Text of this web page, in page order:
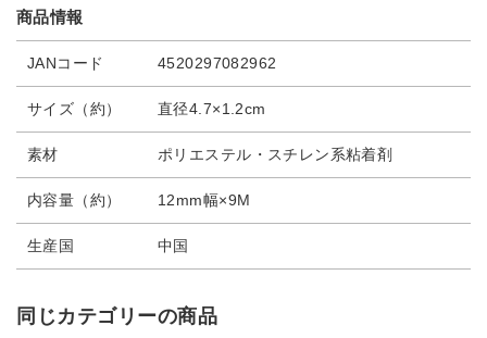
商品情報
JANコード 4520297082962
サイズ（約） 直径4.7×1.2cm
素材 ポリエステル・スチレン系粘着剤
内容量（約） 12mm幅×9M
生産国 中国
同じカテゴリーの商品